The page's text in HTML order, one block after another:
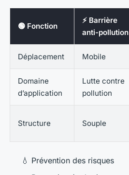
🟢 Fonction
⚡ Barrière
anti-pollution
Déplacement Mobile
Domaine
d’application
Lutte contre
pollution
Structure Souple
💧 Prévention des risques